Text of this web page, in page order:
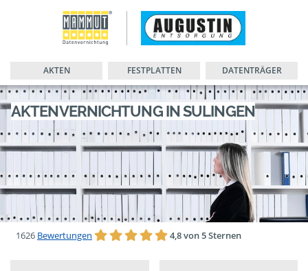
AKTEN FESTPLATTEN DATENTRÄGER
AKTENVERNICHTUNG IN SULINGEN
1626 Bewertungen 4,8 von 5 Sternen